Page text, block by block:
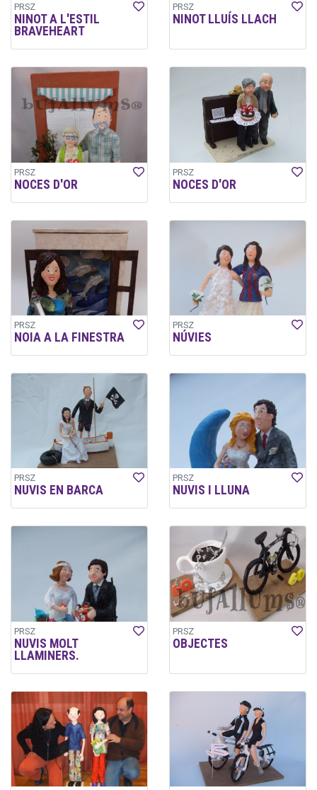
PRSZ
NINOT A L'ESTIL
BRAVEHEART
PRSZ
NINOT LLUÍS LLACH
PRSZ
NOCES D'OR
PRSZ
NOCES D'OR
PRSZ
NOIA A LA FINESTRA
PRSZ
NÚVIES
PRSZ
NUVIS EN BARCA
PRSZ
NUVIS I LLUNA
PRSZ
NUVIS MOLT
LLAMINERS.
PRSZ
OBJECTES